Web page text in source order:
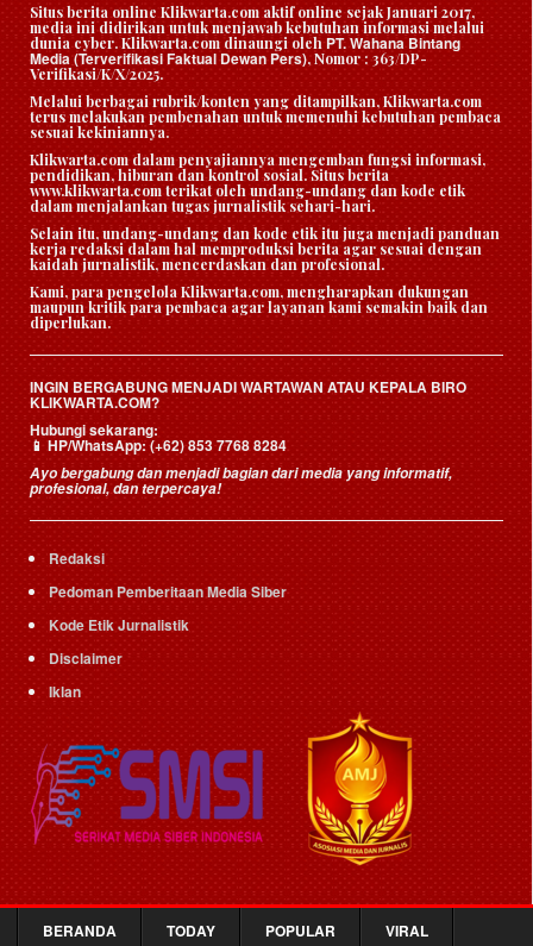
Situs berita online Klikwarta.com aktif online sejak Januari 2017,
media ini didirikan untuk menjawab kebutuhan informasi melalui
dunia cyber. Klikwarta.com dinaungi oleh PT. Wahana Bintang
Media (Terverifikasi Faktual Dewan Pers), Nomor : 363/DP-
Verifikasi/K/X/2025.
Melalui berbagai rubrik/konten yang ditampilkan, Klikwarta.com
terus melakukan pembenahan untuk memenuhi kebutuhan pembaca
sesuai kekiniannya.
Klikwarta.com dalam penyajiannya mengemban fungsi informasi,
pendidikan, hiburan dan kontrol sosial. Situs berita
www.klikwarta.com terikat oleh undang-undang dan kode etik
dalam menjalankan tugas jurnalistik sehari-hari.
Selain itu, undang-undang dan kode etik itu juga menjadi panduan
kerja redaksi dalam hal memproduksi berita agar sesuai dengan
kaidah jurnalistik, mencerdaskan dan profesional.
Kami, para pengelola Klikwarta.com, mengharapkan dukungan
maupun kritik para pembaca agar layanan kami semakin baik dan
diperlukan.
INGIN BERGABUNG MENJADI WARTAWAN ATAU KEPALA BIRO
KLIKWARTA.COM?
Hubungi sekarang:
📱HP/WhatsApp:(+62) 853 7768 8284
Ayo bergabung dan menjadi bagian dari media yang informatif,
profesional, dan terpercaya!
Redaksi
Pedoman Pemberitaan Media Siber
Kode Etik Jurnalistik
Disclaimer
Iklan
BERANDA TODAY POPULAR VIRAL